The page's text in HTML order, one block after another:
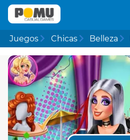
Juegos Chicas Belleza